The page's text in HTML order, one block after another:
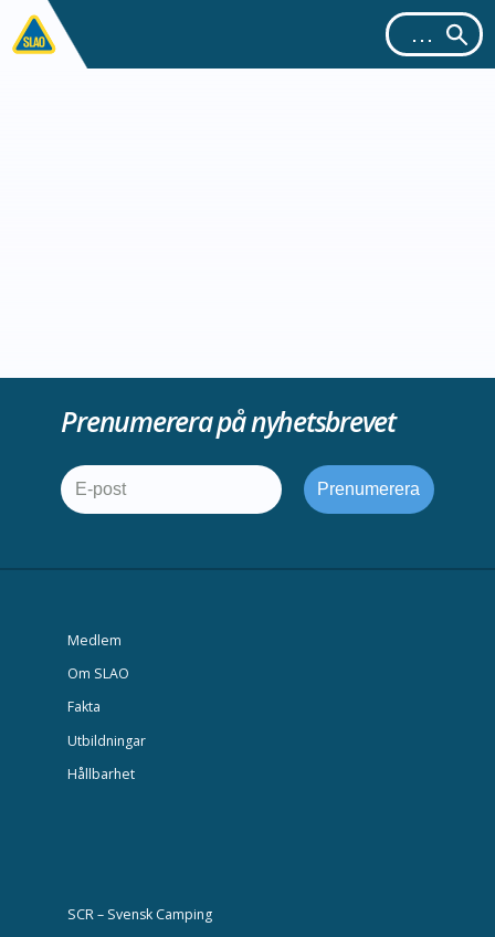
Prenumerera på nyhetsbrevet
Medlem
Om SLAO
Fakta
Utbildningar
Hållbarhet
SCR – Svensk Camping